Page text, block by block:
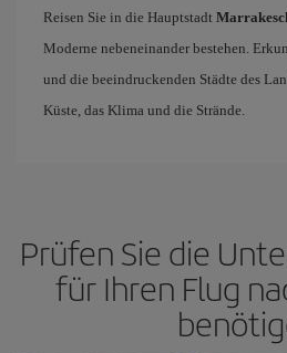
Reisen Sie in die Hauptstadt
Moderne nebeneinander bestehen.
und die beeindruckenden Städte des
Küste, das Klima und die Strände.
Prüfen Sie die
für Ihren Flug